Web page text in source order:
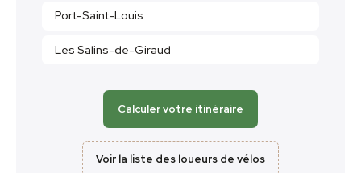
Port-Saint-Louis
Les Salins-de-Giraud
Calculer votre itinéraire
Voir la liste des loueurs de vélos